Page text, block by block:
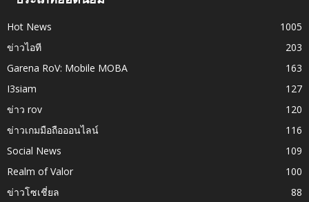
Hot News
1005
ข่าวไอที
203
Garena RoV: Mobile MOBA
163
I3siam
127
ข่าว rov
120
ข่าวเกมมือถือออนไลน์
116
Social News
109
Realm of Valor
100
ข่าวโซเชี่ยล
88